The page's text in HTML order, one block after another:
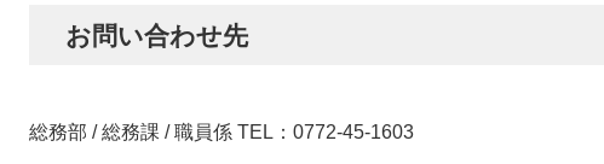
お問い合わせ先
総務部 / 総務課 / 職員係 TEL：0772-45-1603